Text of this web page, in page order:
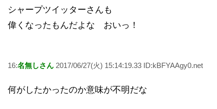
シャープツイッターさんも
偉くなったもんだよな おいっ！
16:名無しさん 2017/06/27(火) 15:14:19.33 ID:kBFYAAgy0.net
何がしたかったのか意味が不明だな